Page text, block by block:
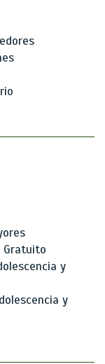
Gratuito
y
y